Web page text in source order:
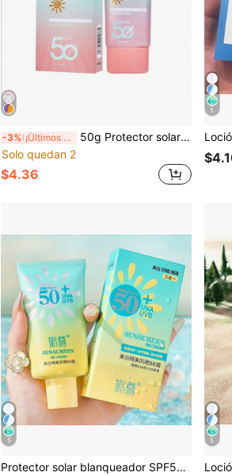
-3% ¡Últimos 2 días
50g Protector solar blanqueador, refrescante & hidratante, protección UV de larga duración, loción aislante
Solo quedan 2
$4.36
5
5
Protector solar blanqueador SPF50 PA+++, bloquea UVA/UVB, iluminador natural de la piel, sin aceites, protección facial UV
5